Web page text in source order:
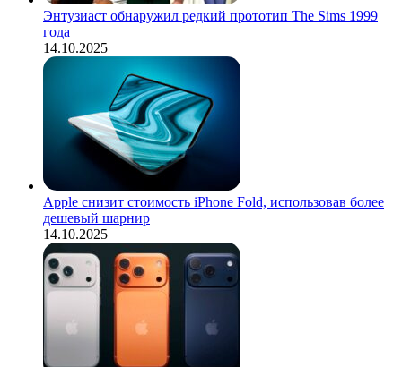
Энтузиаст обнаружил редкий прототип The Sims 1999
года
14.10.2025
Apple снизит стоимость iPhone Fold, использовав более
дешевый шарнир
14.10.2025